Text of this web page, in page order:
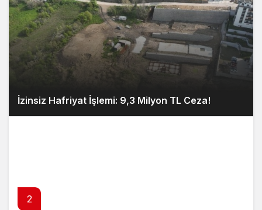
İzinsiz Hafriyat İşlemi: 9,3 Milyon TL Ceza!
2